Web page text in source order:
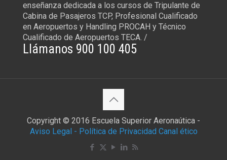
enseñanza dedicada a los cursos de Tripulante de
Cabina de Pasajeros TCP, Profesional Cualificado
en Aeropuertos y Handling PROCAH y Técnico
Cualificado de Aeropuertos TECA. /
Llámanos 900 100 405
Copyright © 2016 Escuela Superior Aeronaútica -
Aviso Legal - Política de Privacidad Canal ético